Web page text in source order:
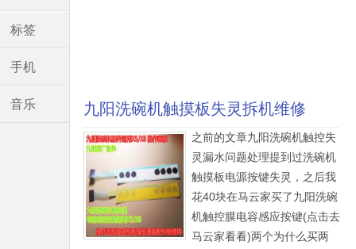
标签
手机
音乐 九阳洗碗机触摸板失灵拆机维修
之前的文章九阳洗碗机触控失
灵漏水问题处理提到过洗碗机
触摸板电源按键失灵，之后我
花40块在马云家买了九阳洗碗
机触控膜电容感应按键(点击去
马云家看看)两个为什么买两